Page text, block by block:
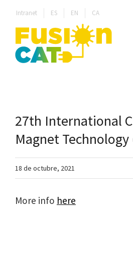
content
Intranet ES EN CA
27th International
Magnet Technology
18 de octubre, 2021
More info here